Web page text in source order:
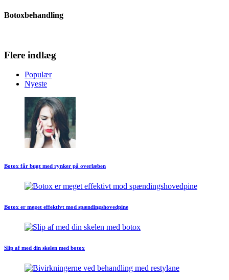
Botoxbehandling
Flere indlæg
Populær
Nyeste
Botox får bugt med rynker på overlæben
Botox er meget effektivt mod spændingshovedpine
Slip af med din skelen med botox